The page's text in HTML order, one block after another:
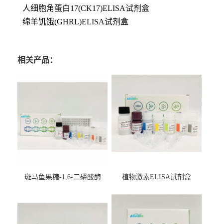
人细胞角蛋白17(CK17)ELISA试剂盒
绵羊饥饿(GHRL)ELISA试剂盒
相关产品：
斑马鱼果糖-1,6-二磷酸酶
盒
植物激素ELISA试剂盒